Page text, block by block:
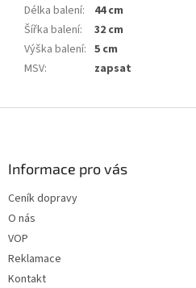
Délka balení:
44 cm
Šířka balení:
32 cm
Výška balení: 5 cm
MSV: zapsat
Informace pro vás
Ceník dopravy
O nás
VOP
Reklamace
Kontakt